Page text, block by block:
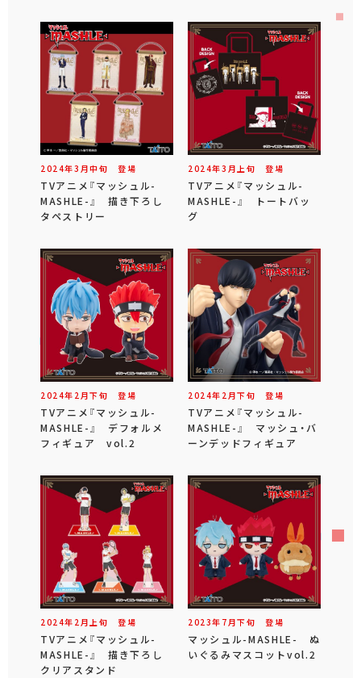
2024年3 月中旬 登場
TVアニメ『マッシュル-
MASHLE-』 描き下ろし
タペストリー
2024年3 月 上旬 登場
TVアニメ『マッシュル-
MASHLE-』 トートバッ
グ
2024年 2 月下旬 登場
TVアニメ『マッシュル-
MASHLE-』 デフォルメ
フィギュア vol.2
2024年 2 月下旬 登場
TVアニメ『マッシュル-
MASHLE-』 マッシュ・バ
ーンデッドフィギュア
2024年 2 月 上旬 登場
TVアニメ『マッシュル-
MASHLE-』 描き下ろし
クリアスタンド
2023年 7 月下旬 登場
マッシュル-MASHLE- ぬ
いぐるみマスコットvol.2